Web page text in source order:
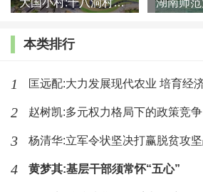
物能够对农户消费增加和贫困发生
农业产业扶贫在地方实践中, 出现了
前“精英捕获”和“弱者吸纳”、实施中“
经营不善”、实施后“后续维护不足”
大国小村:十八洞村的现代变迁是一道美丽的风景线
本类排行
1 匡远配:大力发展现代农业 培育经
2 赵树凯:多元权力格局下的政策竞争
3 杨清华:立军令状坚决打赢脱贫攻
4 黄梦其:基层干部须常怀“五心”